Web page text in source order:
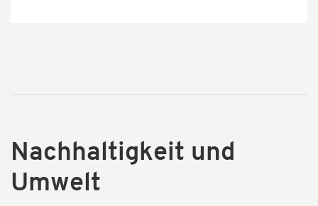
Nachhaltigkeit und
Umwelt